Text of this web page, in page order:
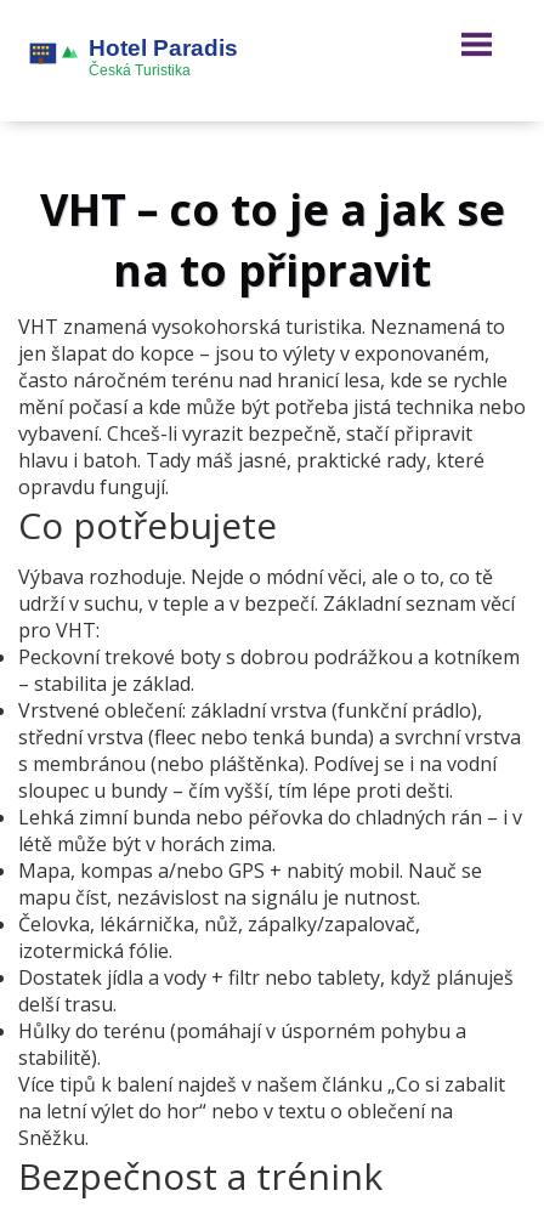
VHT – co to je a jak se
na to připravit
VHT znamená vysokohorská turistika. Neznamená to
jen šlapat do kopce – jsou to výlety v exponovaném,
často náročném terénu nad hranicí lesa, kde se rychle
mění počasí a kde může být potřeba jistá technika nebo
vybavení. Chceš-li vyrazit bezpečně, stačí připravit
hlavu i batoh. Tady máš jasné, praktické rady, které
opravdu fungují.
Co potřebujete
Výbava rozhoduje. Nejde o módní věci, ale o to, co tě
udrží v suchu, v teple a v bezpečí. Základní seznam věcí
pro VHT:
Peckovní trekové boty s dobrou podrážkou a kotníkem
– stabilita je základ.
Vrstvené oblečení: základní vrstva (funkční prádlo),
střední vrstva (fleec nebo tenká bunda) a svrchní vrstva
s membránou (nebo pláštěnka). Podívej se i na vodní
sloupec u bundy – čím vyšší, tím lépe proti dešti.
Lehká zimní bunda nebo péřovka do chladných rán – i v
létě může být v horách zima.
Mapa, kompas a/nebo GPS + nabitý mobil. Nauč se
mapu číst, nezávislost na signálu je nutnost.
Čelovka, lékárnička, nůž, zápalky/zapalovač,
izotermická fólie.
Dostatek jídla a vody + filtr nebo tablety, když plánuješ
delší trasu.
Hůlky do terénu (pomáhají v úsporném pohybu a
stabilitě).
Více tipů k balení najdeš v našem článku „Co si zabalit
na letní výlet do hor“ nebo v textu o oblečení na
Sněžku.
Bezpečnost a trénink